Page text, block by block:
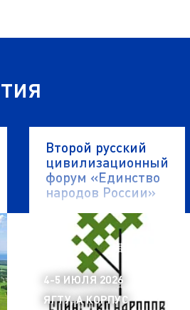
Второй русский
цивилизационный
форум «Единство
народов России»
4-5 ИЮЛЯ 2026
ЯГТУ, А КОРПУС